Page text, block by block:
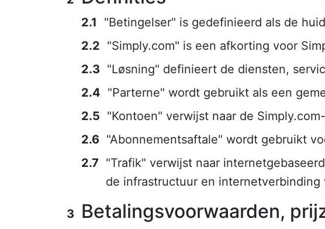
"Betingelser" is gedefinieerd als de
"Simply.com" is een afkorting voor
"Løsning" definieert de diensten,
"Parterne" wordt gebruikt als een
"Kontoen" verwijst naar de
"Abonnementsaftale" wordt gebruikt
"Trafik" verwijst naar
de infrastructuur en internetverbinding
Betalingsvoorwaarden,